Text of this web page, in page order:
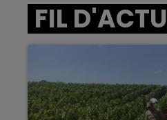
FIL D'ACTU